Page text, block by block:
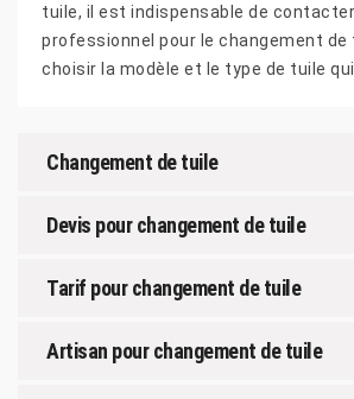
tuile, il est indispensable de
professionnel pour le changement de
choisir la modèle et le type de tuile
Changement de tuile
Devis pour changement de tuile
Tarif pour changement de tuile
Artisan pour changement de tuile